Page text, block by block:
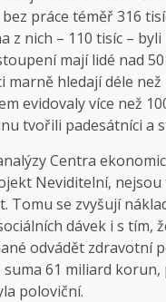
práce téměř 316
z nich – 110 tisíc –
mají lidé nad
marně hledají déle
evidovaly více než
tvořili padesátníci a
Centra
Neviditelní,
Tomu se zvyšují
dávek i s tím,
odvádět zdravotní
61 miliard
poloviční.